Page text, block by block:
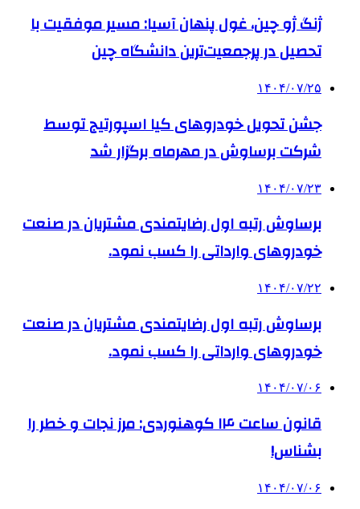
ژنگ ژو چین، غول پنهان آسیا: مسیر موفقیت با
تحصیل در پرجمعیت‌ترین دانشگاه چین
۱۴۰۴/۰۷/۲۵
جشن تحویل خودروهای کیا اسپورتیج توسط
شرکت برساوش در مهرماه برگزار شد
۱۴۰۴/۰۷/۲۳
برساوش رتبه اول رضایتمندی مشتریان در صنعت
خودروهای وارداتی را کسب نمود.
۱۴۰۴/۰۷/۲۲
برساوش رتبه اول رضایتمندی مشتریان در صنعت
خودروهای وارداتی را کسب نمود.
۱۴۰۴/۰۷/۰۶
قانون ساعت ۱۴ کوهنوردی: مرز نجات و خطر را
بشناس!
۱۴۰۴/۰۷/۰۶